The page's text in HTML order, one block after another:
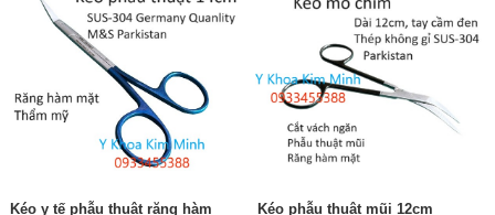
Kéo y tế phẫu thuật răng hàm Kéo phẫu thuật mũi 12cm